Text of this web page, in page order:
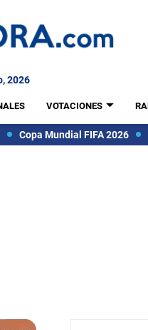
2026
VOTACIONES
Copa Mundial FIFA 2026